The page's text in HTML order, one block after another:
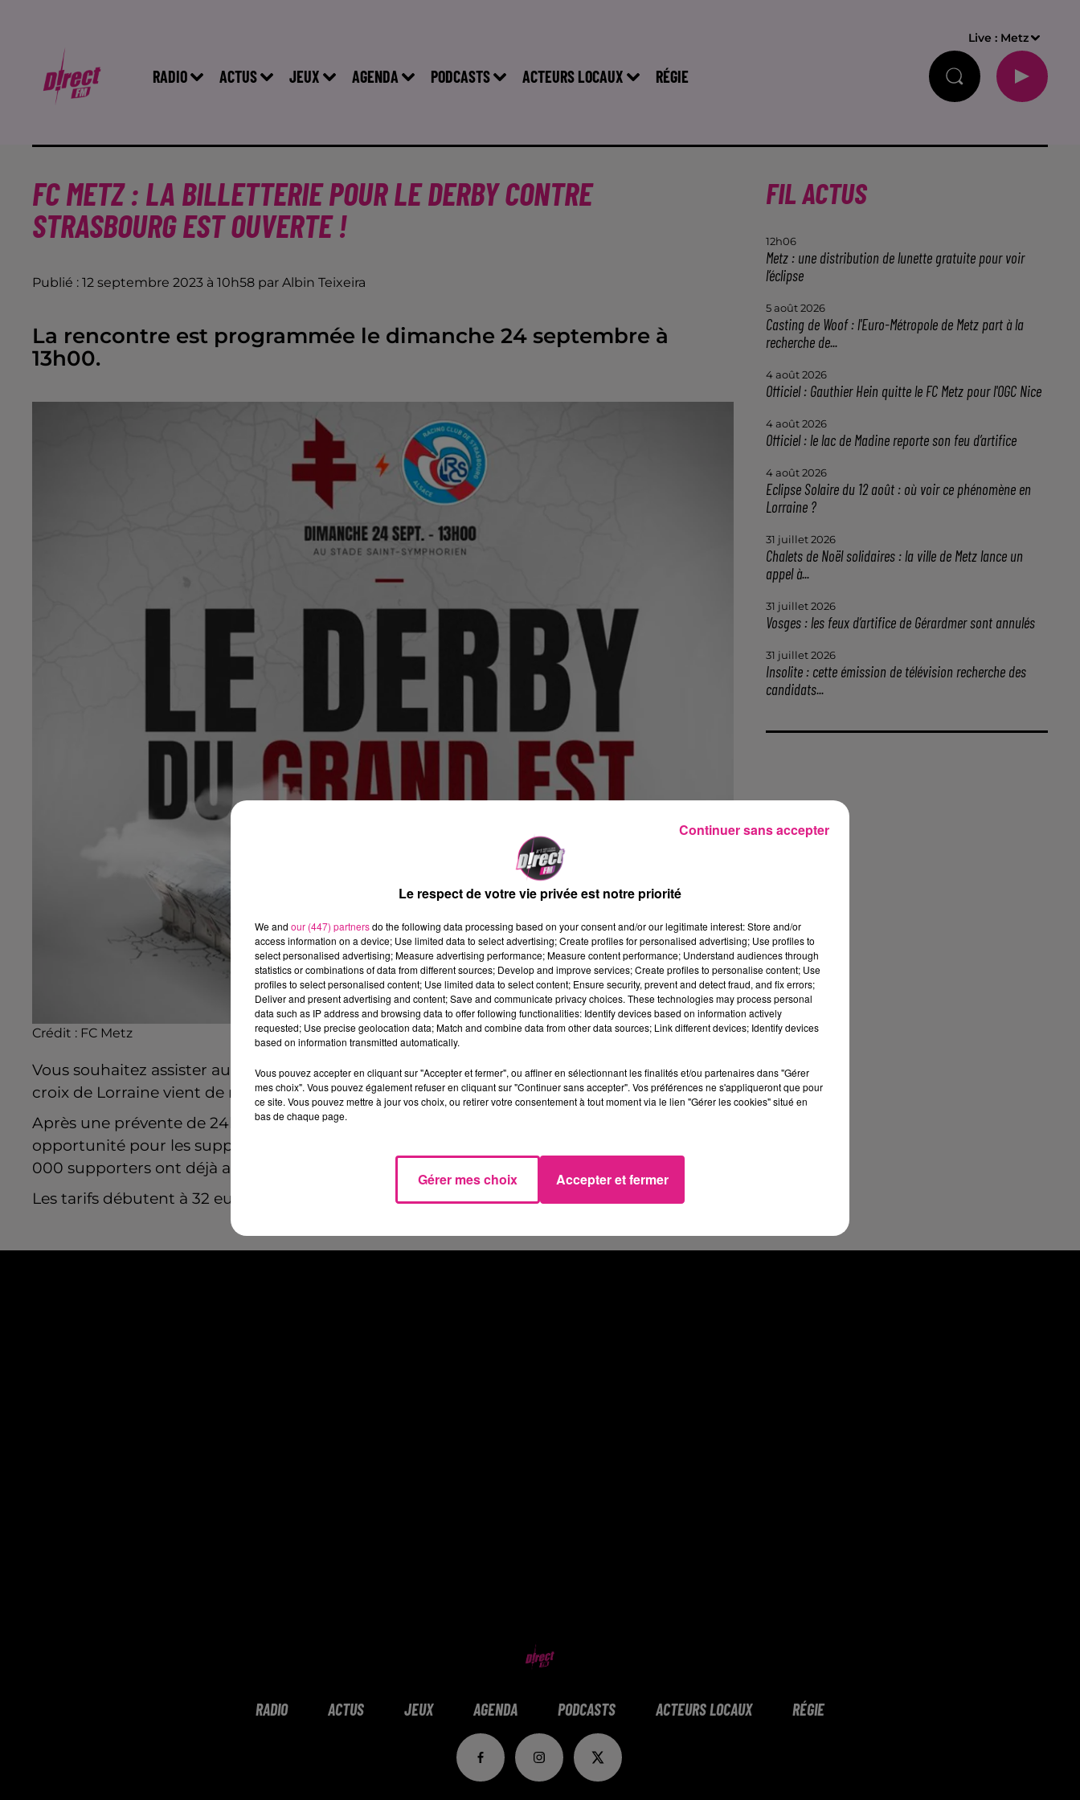
RADIO ACTUS JEUX AGENDA PODCASTS ACTEURS LOCAUX RÉGIE
Live : Metz
FC METZ : LA BILLETTERIE POUR LE DERBY CONTRE
STRASBOURG EST OUVERTE !
Publié : 12 septembre 2023 à 10h58 par Albin Teixeira
La rencontre est programmée le dimanche 24 septembre à
13h00.
Crédit : FC Metz
Vous souhaitez assister au derby duGrand Est? Il va falloir être rapide. En effet, le club à la
croix de Lorraine vient de mettre en vente les places "grand public" contreStrasbourg.
Après une prévente de 24h réservée aux abonnés 2023-2024, il s’agit de la dernière
opportunité pour les supporters d’acquérir un billet et d’assister à la rencontre. Près de 25
000 supporters ont déjà assuré leur présence au
Les tarifs débutent à 32 euros. N’hésitez pas,
ça se passe juste ici !
FIL ACTUS
12h06
Metz : une distribution de lunette gratuite pour voir
l’éclipse
5 août 2026
Casting de Woof : l'Euro-Métropole de Metz part à la
recherche de...
4 août 2026
Officiel : Gauthier Hein quitte le FC Metz pour l'OGC Nice
4 août 2026
Officiel : le lac de Madine reporte son feu d’artifice
4 août 2026
Eclipse Solaire du 12 août : où voir ce phénomène en
Lorraine ?
31 juillet 2026
Chalets de Noël solidaires : la ville de Metz lance un
appel à...
31 juillet 2026
Vosges : les feux d’artifice de Gérardmer sont annulés
31 juillet 2026
Insolite : cette émission de télévision recherche des
candidats...
RADIO ACTUS JEUX AGENDA PODCASTS ACTEURS LOCAUX RÉGIE
Le respect de votre vie privée est notre priorité
We and our (447) partnersdo the following data processing based on your consent and/or our legitimate interest: Store and/or
access information on a device; Use limited data to select advertising; Create profiles for personalised advertising; Use profiles to
select personalised advertising; Measure advertising performance; Measure content performance; Understand audiences through
statistics or combinations of data from different sources; Develop and improve services; Create profiles to personalise content; Use
profiles to select personalised content; Use limited data to select content; Ensure security, prevent and detect fraud, and fix errors;
Deliver and present advertising and content; Save and communicate privacy choices. These technologies may process personal
data such as IP address and browsing data to offer following functionalities: Identify devices based on information actively
requested; Use precise geolocation data; Match and combine data from other data sources; Link different devices; Identify devices
based on information transmitted automatically.
Vous pouvez accepter en cliquant sur "Accepter et fermer", ou affiner en sélectionnant les finalités et/ou partenaires dans "Gérer
mes choix". Vous pouvez également refuser en cliquant sur "Continuer sans accepter". Vos préférences ne s'appliqueront que pour
ce site. Vous pouvez mettre à jour vos choix, ou retirer votre consentement à tout moment via le lien "Gérer les cookies" situé en
bas de chaque page.
Gérer mes choix Accepter et fermer
Continuer sans accepter